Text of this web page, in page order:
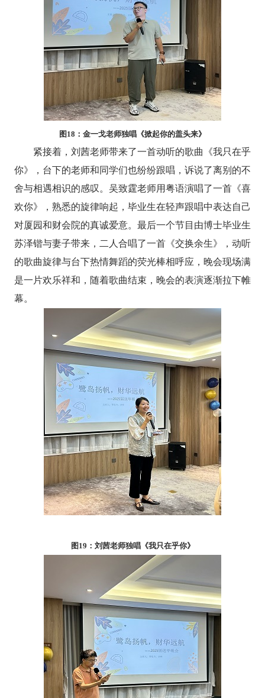
图 18 ：金一戈老师独唱《掀起你的盖头来》
紧接着，刘茜老师带来了一首动听的歌曲《我只在乎
你》，台下的老师和同学们也纷纷跟唱，诉说了离别的不
舍与相遇相识的感叹。吴致霆老师用粤语演唱了一首《喜
欢你》，熟悉的旋律响起，毕业生在轻声跟唱中表达自己
对厦园和财会院的真诚爱意。最后一个节目由博士毕业生
苏泽锴与妻子带来，二人合唱了一首《交换余生》，动听
的歌曲旋律与台下热情舞蹈的荧光棒相呼应，晚会现场满
是一片欢乐祥和，随着歌曲结束，晚会的表演逐渐拉下帷
幕。
图 19 ：刘茜老师独唱《我只在乎你》